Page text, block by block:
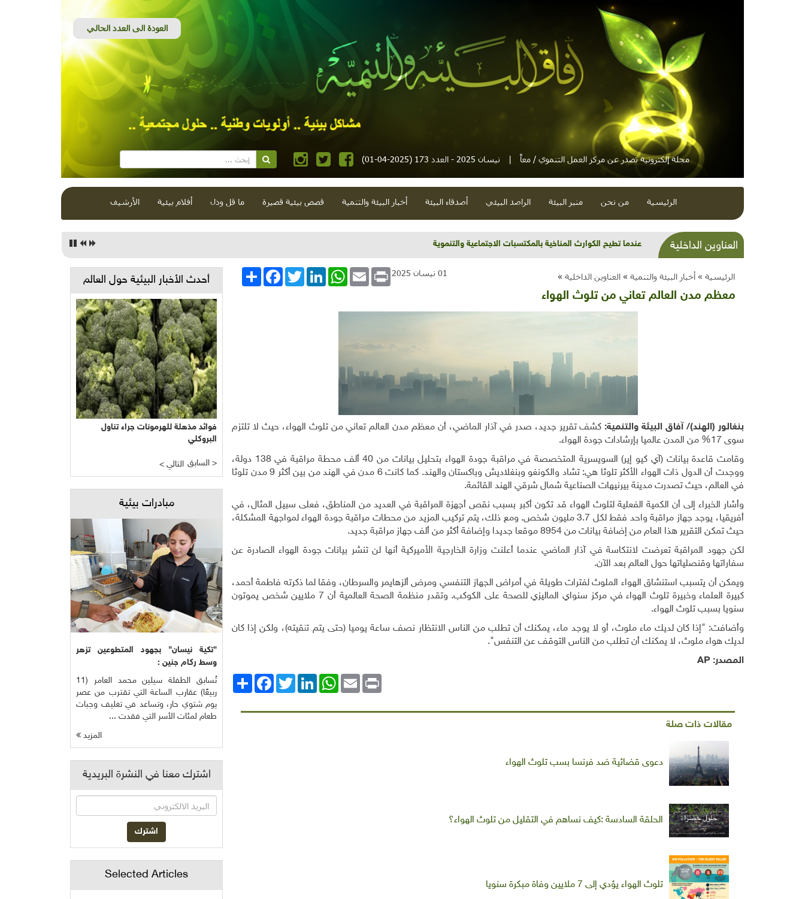
مجلة إلكترونية تصدر عن مركز العمل التنموي / معاً | نيسان 2025 - العدد 173 (2025-04-01)
الرئيسية من نحن منبر البيئة الراصد البيئي أصدقاء البيئة أخبار البيئة والتنمية قصص بيئية قصيرة ما قل ودل أفلام بيئية الأرشيف
العناوين الداخلية عندما تطيح الكوارث المناخية بالمكتسبات الاجتماعية والتنموية
الرئيسية » أخبار البيئة والتنمية » العناوين الداخلية » انشر
FacebookTwitterLinkedInWhatsApp Email Print 01 نيسان 2025
معظم مدن العالم تعاني من تلوث الهواء
بنغالور (الهند)/ آفاق البيئة والتنمية: كشف تقرير جديد، صدر في آذار الماضي، أن معظم مدن العالم تعاني من تلوث الهواء، حيث لا تلتزم
سوى 17% من المدن عالميا بإرشادات جودة الهواء.
وقامت قاعدة بيانات (آي كيو إير) السويسرية المتخصصة في مراقبة جودة الهواء بتحليل بيانات من 40 ألف محطة مراقبة في 138 دولة،
ووجدت أن الدول ذات الهواء الأكثر تلوثا هي: تشاد والكونغو وبنغلاديش وباكستان والهند. كما كانت 6 مدن في الهند من بين أكثر 9 مدن تلوثا
في العالم، حيث تصدرت مدينة بيرنيهات الصناعية شمال شرقي الهند القائمة.
وأشار الخبراء إلى أن الكمية الفعلية لتلوث الهواء قد تكون أكبر بسبب نقص أجهزة المراقبة في العديد من المناطق، فعلى سبيل المثال، في
أفريقيا، يوجد جهاز مراقبة واحد فقط لكل 3.7 مليون شخص. ومع ذلك، يتم تركيب المزيد من محطات مراقبة جودة الهواء لمواجهة المشكلة،
حيث تمكن التقرير هذا العام من إضافة بيانات من 8954 موقعا جديدا وإضافة أكثر من ألف جهاز مراقبة جديد.
لكن جهود المراقبة تعرضت لانتكاسة في آذار الماضي عندما أعلنت وزارة الخارجية الأميركية أنها لن تنشر بيانات جودة الهواء الصادرة عن
سفاراتها وقنصلياتها حول العالم بعد الآن.
ويمكن أن يتسبب استنشاق الهواء الملوث لفترات طويلة في أمراض الجهاز التنفسي ومرض ألزهايمر والسرطان، وفقا لما ذكرته فاطمة أحمد،
كبيرة العلماء وخبيرة تلوث الهواء في مركز سنواي الماليزي للصحة على الكوكب. وتقدر منظمة الصحة العالمية أن 7 ملايين شخص يموتون
سنويا بسبب تلوث الهواء.
وأضافت: "إذا كان لديك ماء ملوث، أو لا يوجد ماء، يمكنك أن تطلب من الناس الانتظار نصف ساعة يوميا (حتى يتم تنقيته)، ولكن إذا كان
لديك هواء ملوث، لا يمكنك أن تطلب من الناس التوقف عن التنفس".
المصدر: AP
انشر
FacebookTwitterLinkedIn
WhatsAppEmail Print
مقالات ذات صلة
دعوى قضائية ضد فرنسا بسب تلوث الهواء
الحلقة السادسة :كيف نساهم في التقليل من تلوث الهواء؟
تلوث الهواء يؤدي إلى 7 ملايين وفاة مبكرة سنويا
أحدث الأخبار البيئية حول العالم
فوائد مذهلة للهرمونات جراء تناول
البروكلي
< التالي السابق >
مبادرات بيئية
"تكية نيسان" بجهود المتطوعين تزهر
وسط ركام جنين :
تُسابق الطفلة سيلين محمد العامر (11
ربيعًا) عقارب الساعة التي تقترب من عصر
يوم شتوي حار، وتساعد في تغليف وجبات
طعام لمئات الأسر التي فقدت ...
المزيد
اشترك معنا في النشرة البريدية
Selected Articles